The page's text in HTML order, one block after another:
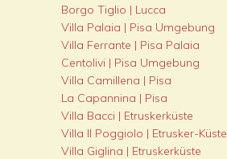
Borgo Tiglio | Lucca
Villa Palaia | Pisa Umgebung
Villa Ferrante | Pisa Palaia
Centolivi | Pisa Umgebung
Villa Camillena | Pisa
La Capannina | Pisa
Villa Bacci | Etruskerküste
Villa Il Poggiolo | Etrusker-Küste
Villa Giglina | Etruskerküste